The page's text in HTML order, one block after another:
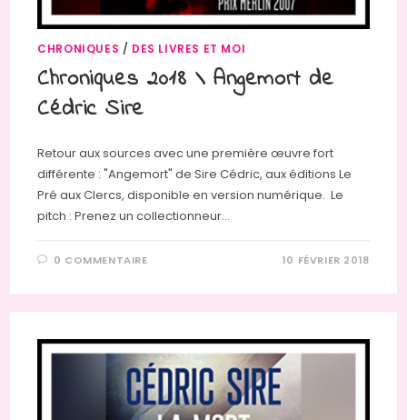
CHRONIQUES / DES LIVRES ET MOI
Chroniques 2018 \ Angemort de
Cédric Sire
Retour aux sources avec une première œuvre fort
différente : "Angemort" de Sire Cédric, aux éditions Le
Pré aux Clercs, disponible en version numérique. Le
pitch : Prenez un collectionneur…
0 COMMENTAIRE 10 FÉVRIER 2018